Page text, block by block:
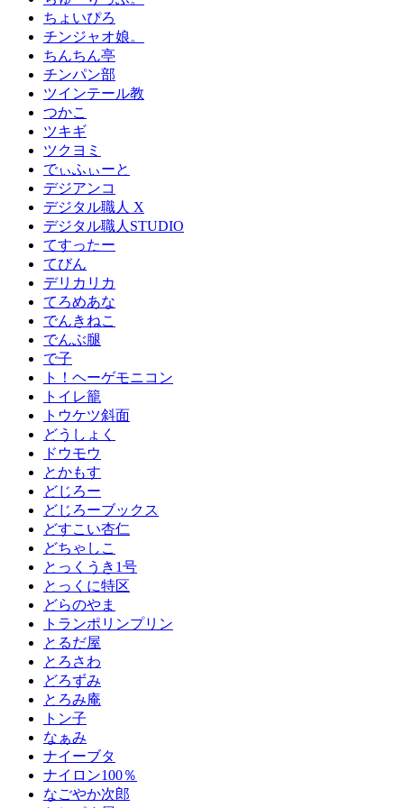
ちょいぴろ
チンジャオ娘。
ちんちん亭
チンパン部
ツインテール教
つかこ
ツキギ
ツクヨミ
でぃふぃーと
デジアンコ
デジタル職人 X
デジタル職人STUDIO
てすったー
てびん
デリカリカ
てろめあな
でんきねこ
でんぶ腿
で子
ト！ヘーゲモニコン
トイレ籠
トウケツ斜面
どうしょく
ドウモウ
とかもす
どじろー
どじろーブックス
どすこい杏仁
どちゃしこ
とっくうき1号
とっくに特区
どらのやま
トランポリンプリン
とるだ屋
とろさわ
どろずみ
とろみ庵
トン子
なぁみ
ナイーブタ
ナイロン100％
なごやか次郎